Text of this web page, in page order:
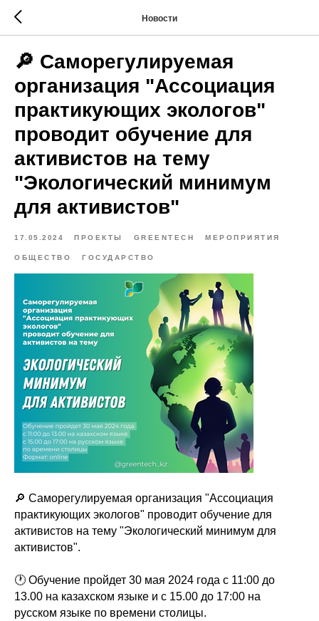
Новости
🔎 Саморегулируемая
организация "Ассоциация
практикующих экологов"
проводит обучение для
активистов на тему
"Экологический минимум
для активистов"
17.05.2024 ПРОЕКТЫ GREENTECH МЕРОПРИЯТИЯ
ОБЩЕСТВО ГОСУДАРСТВО
🔎 Саморегулируемая организация "Ассоциация
практикующих экологов" проводит обучение для
активистов на тему "Экологический минимум для
активистов".
🕐 Обучение пройдет 30 мая 2024 года с 11:00 до
13.00 на казахском языке и с 15.00 до 17:00 на
русском языке по времени столицы.